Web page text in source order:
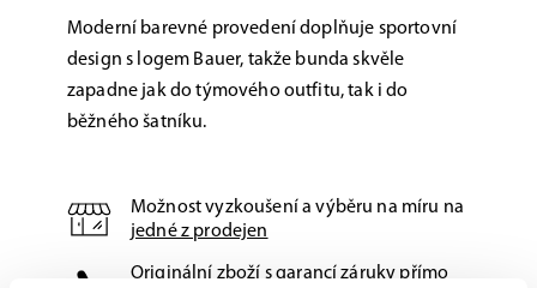
Moderní barevné provedení doplňuje sportovní
design s logem Bauer, takže bunda skvěle
zapadne jak do týmového outfitu, tak i do
běžného šatníku.
Možnost vyzkoušení a výběru na míru na
jedné z prodejen
Originální zboží s garancí záruky přímo